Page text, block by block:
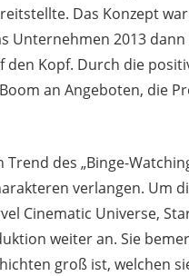
Das Konzept
Unternehmen 2013
Kopf. Durch die
an Angeboten, die
des „Binge-
verlangen. Um
Cinematic Universe,
weiter an. Sie
groß ist, welchen